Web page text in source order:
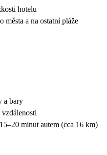
hotelu
města a na ostatní pláže
a bary
minut autem (cca 16 km)